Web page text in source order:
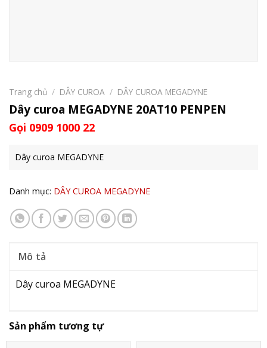
Trang chủ / DÂY CUROA / DÂY CUROA MEGADYNE
Dây curoa MEGADYNE 20AT10 PENPEN
Gọi 0909 1000 22
Dây curoa MEGADYNE
Danh mục: DÂY CUROA MEGADYNE
Mô tả
Dây curoa MEGADYNE
Sản phẩm tương tự